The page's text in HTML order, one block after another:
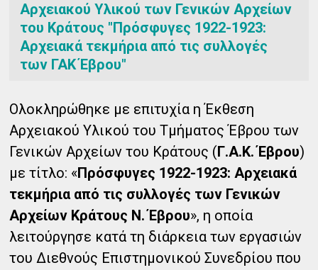
Αρχειακού Υλικού των Γενικών Αρχείων
του Κράτους "Πρόσφυγες 1922-1923:
Αρχειακά τεκμήρια από τις συλλογές
των ΓΑΚ Έβρου"
Ολοκληρώθηκε με επιτυχία η Έκθεση
Αρχειακού Υλικού του Τμήματος Έβρου των
Γενικών Αρχείων του Κράτους (Γ.Α.Κ. Έβρου)
με τίτλο: «Πρόσφυγες 1922-1923: Αρχειακά
τεκμήρια από τις συλλογές των Γενικών
Αρχείων Κράτους Ν. Έβρου», η οποία
λειτούργησε κατά τη διάρκεια των εργασιών
του Διεθνούς Επιστημονικού Συνεδρίου που